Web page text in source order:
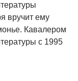
вручит ему
Кавалером
с 1995